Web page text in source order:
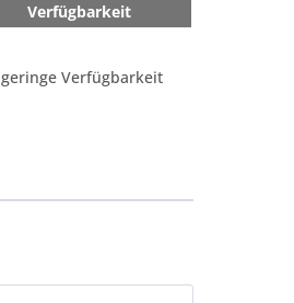
Verfügbarkeit
geringe Verfügbarkeit